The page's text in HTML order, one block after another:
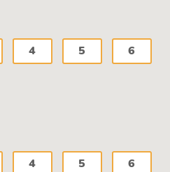
4 5 6
4 5 6